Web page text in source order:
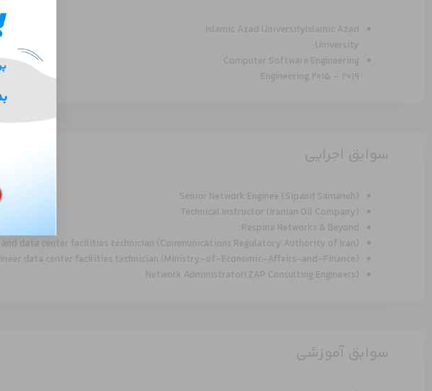
Islamic Azad UniversityIslamic Azad
University
Computer Software Engineering
Engineering 2015 – 2019
سوابق اجرایی
Senior Network Enginee (Sipand Samaneh)
Technical Instructor (Iranian Oil Company)
Respina Networks & Beyond
and data center facilities technician (Communications Regulatory Authority of Iran)
data center facilities technician (Ministry-of-Economic-Affairs-and-Finance)
Network Administrator(ZAP Consulting Engineers)
سوابق آموزشی